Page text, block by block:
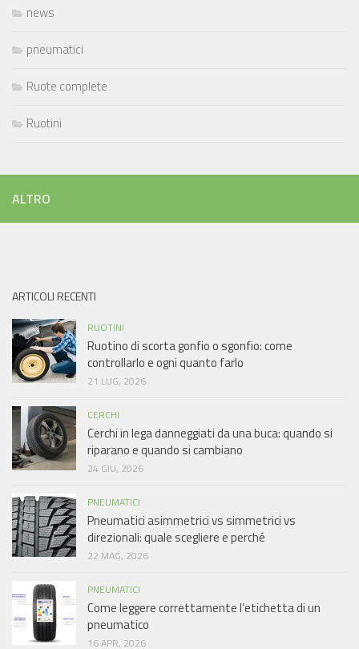
news
pneumatici
Ruote complete
Ruotini
ALTRO
ARTICOLI RECENTI
RUOTINI
Ruotino di scorta gonfio o sgonfio: come
controllarlo e ogni quanto farlo
21 LUG, 2026
CERCHI
Cerchi in lega danneggiati da una buca: quando si
riparano e quando si cambiano
24 GIU, 2026
PNEUMATICI
Pneumatici asimmetrici vs simmetrici vs
direzionali: quale scegliere e perché
22 MAG, 2026
PNEUMATICI
Come leggere correttamente l’etichetta di un
pneumatico
16 APR, 2026